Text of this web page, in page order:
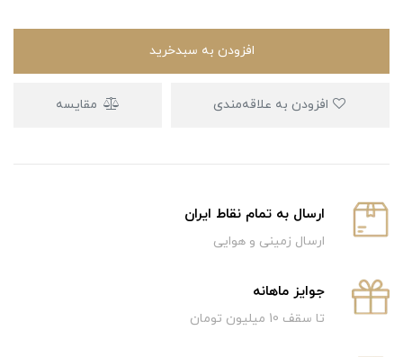
افزودن به سبدخرید
مقایسه
ارسال به تمام نقاط ایران
ارسال زمینی و هوایی
جوایز ماهانه
تا سقف 10 میلیون تومان